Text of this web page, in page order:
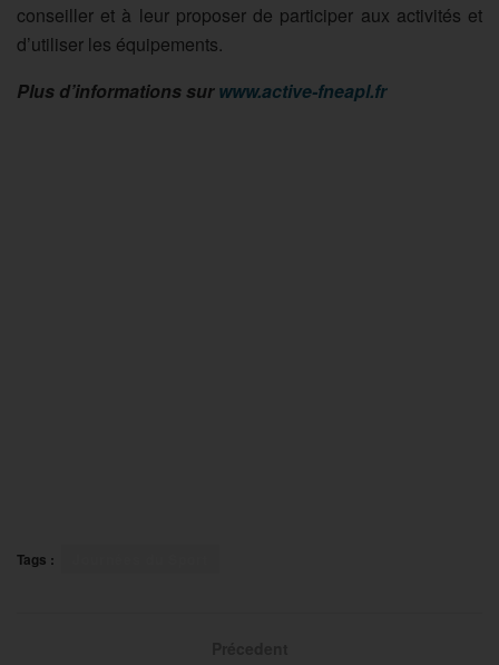
conseiller et à leur proposer de participer aux activités et
d’utiliser les équipements.
Plus d’informations surwww.active-fneapl.fr
Tags :